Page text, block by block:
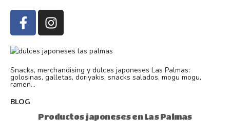
Snacks, merchandising y dulces japoneses Las Palmas:
golosinas, galletas, doriyakis, snacks salados, mogu mogu,
ramen...
BLOG
Productos japoneses en Las Palmas